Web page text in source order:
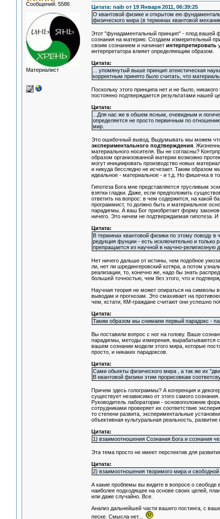
Сообщений: 5586
Материалист
Цитата: naib от 19 Января 2011, 06:39:25
О квантовой физике и открытом ею
физического мира (в терминах квантовой
Этот "фунадаментальный принцип" - плод вашей
сознания на материю. Создаем измерительный
своим сознанием и начинает интерпретировать
интерпретатора влияет определяющим образом.
Цитата:
... упомянутый выше принцип атеистическая
корректным принято было считать, что
Поскольку этого принципа нет и не было,
постоянно подтверждается результатами нашей
Цитата:
...Для нас же в обшем ясным, очевидным и
определяется не просто первичным по
мир.
Это ошибочный вывод. Выдумывать мы можем что
экспериментального подтверждения.
материального носителя. Вы не согласны?
образом организованной материи возможно
могут инициировать производство новых
и никуда бесследно не исчезает. Таким образом
идеальное - материальное - и т.д. Но фишечка в
Гипотеза Бога мне представляется трусливым
взятки гладки. Даже, если предположить
ответить на вопрос: в чем содержится, на какой
программист, то должно быть и материальное
парадигмы. А ваш Бог приобретает форму
ничего. Это ничем не подтверждаемая гипотеза. И
Цитата:
В терминах квантовой физики по этому поводу в
редукция фунции - есть исключительно и только
препращается из научной в научно-религиозную
Нет ничего дальше от истины, чем подобное
ли, нет ли шредингеровский котяра, а потом
реализации, то, конечно же, надо бы знать
большей точностью, чем без этого, что и
Научная теория не может опираться на символы
выводам и прогнозам. Это смахивает на
чем, кстати, КМ-граждане считают они успешно
Цитата:
Таким образом мы снимаем первый парадокс -
Вы поставили вопрос с ног на голову. Ваше
парадигмы, методы измерения, вырабатываются
вашем сознании модели этого мира, которые
просто, и никаких парадоксов.
Цитата:
Сами обьекты физического мира , а так же их
В квантовой физики этим прорисовкам
Причем здесь голограммы? А когеренция и
существует независимо от этого самого
Руководитель лаборатории - основоположник
сотрудниками проверяет их соответствие
то степени развита, экспериментальные
объективная культуральная реальность,
Цитата:
1) взаимоотношения Сознания Бога и сознания
Эта тема просто не имеет перспектив для
Цитата:
2) взаимоотношения творимого мира и свободной
А какие проблемы вы видите в вопросе о свободе
наиболее подходящее на основе своих целей,
или даже случайно. Все.
Анализ дальнейшей части вашего постинга, с
песке. Смысла нет...